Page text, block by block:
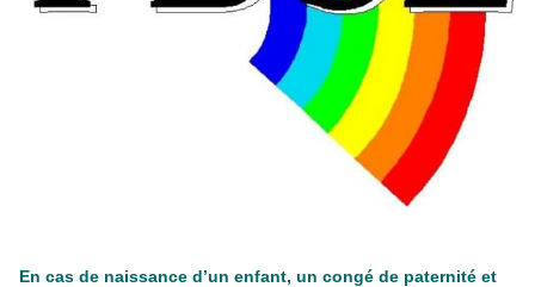
En Hongrie, le conservateur Peter Magyar et son parti
Tisza "Respect et liberté" ont remporté une large victoire,
contre le premier ministre sortant, Viktor Orban,…
En cas de naissance d’un enfant, un congé de paternité et